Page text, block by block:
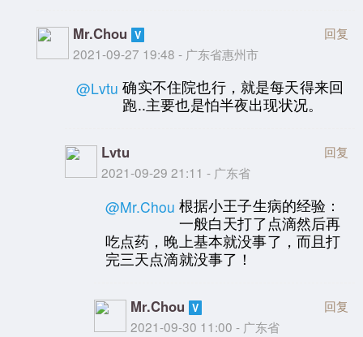
Mr.Chou
2021-09-27 19:48 - 广东省惠州市
回复
@Lvtu 确实不住院也行，就是每天得来回
跑..主要也是怕半夜出现状况。
Lvtu
2021-09-29 21:11 - 广东省
回复
@Mr.Chou 根据小王子生病的经验：
一般白天打了点滴然后再
吃点药，晚上基本就没事了，而且打
完三天点滴就没事了！
Mr.Chou
2021-09-30 11:00 - 广东省
回复